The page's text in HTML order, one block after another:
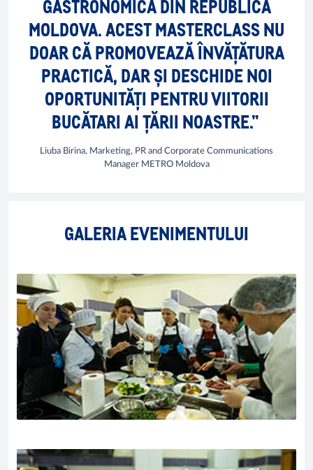
GASTRONOMICĂ DIN REPUBLICA
MOLDOVA. ACEST MASTERCLASS NU
DOAR CĂ PROMOVEAZĂ ÎNVĂȚĂTURA
PRACTICĂ, DAR ȘI DESCHIDE NOI
OPORTUNITĂȚI PENTRU VIITORII
BUCĂTARI AI ȚĂRII NOASTRE.”
Liuba Birina, Marketing, PR and Corporate Communications
Manager METRO Moldova
GALERIA EVENIMENTULUI